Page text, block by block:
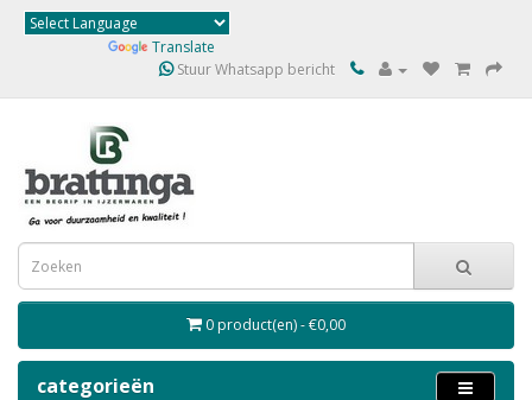
Translate
Stuur Whatsapp bericht
0 product(en) - €0,00
categorieën